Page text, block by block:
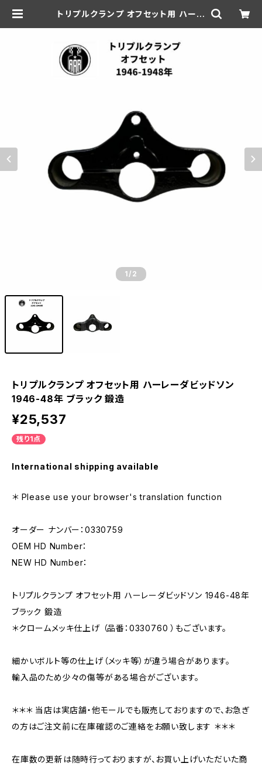
トリプルクランプ オフセット用 ハーレ
1/2
トリプルクランプ オフセット用 ハーレーダビッドソン
1946-48年 ブラック 鍛造
¥25,537
残り1点
International shipping available
＊ Please use your browser's translation function
オーダー ナンバー：0330759
OEM HD Number：
NEW HD Number：
トリプルクランプ オフセット用 ハーレーダビッドソン 1946-48年
ブラック 鍛造
＊クロームメッキ仕上げ （品番：0330760 ）もございます。
細かいボルト等の仕上げ（メッキ等）が違う場合があります。
輸入品のため少々の傷等がある場合がございます。
＊＊＊ 当店は実店舗・他モールでも販売しておりますので、お急ぎ
の方はご注文前に在庫確認のご連絡をお願い致します ＊＊＊
在庫数の更新は随時行っておりますが、お買い上げいただいた商